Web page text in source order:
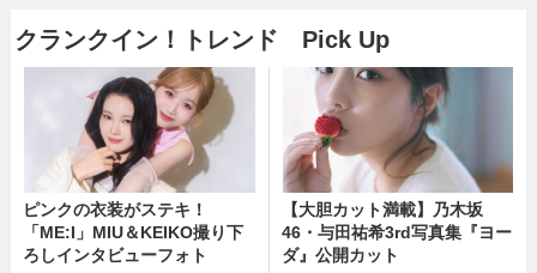
クランクイン！トレンド Pick Up
ピンクの衣装がステキ！
「ME:I」MIU＆KEIKO撮り下
ろしインタビューフォト
【大胆カット満載】乃木坂
46・与田祐希3rd写真集『ヨー
ダ』公開カット